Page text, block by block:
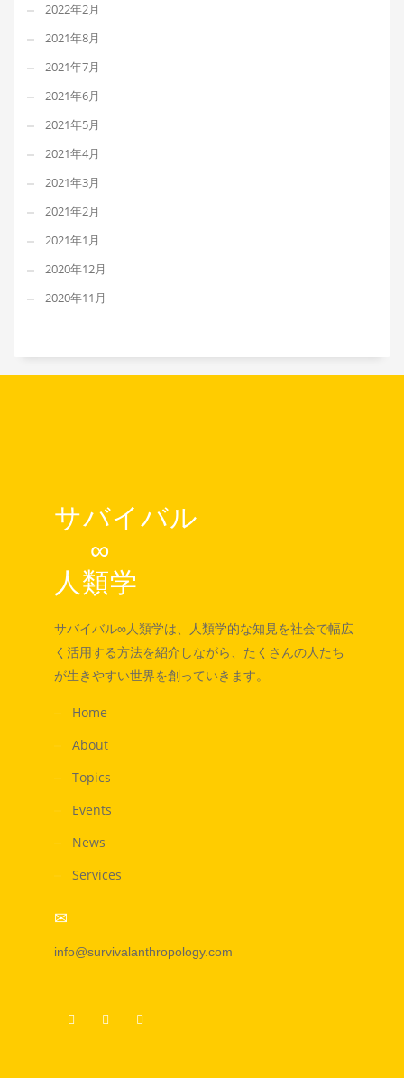
2022年2月
2021年8月
2021年7月
2021年6月
2021年5月
2021年4月
2021年3月
2021年2月
2021年1月
2020年12月
2020年11月
サバイバル
∞
人類学
サバイバル∞人類学は、人類学的な知見を社会で幅広
く活用する方法を紹介しながら、たくさんの人たち
が生きやすい世界を創っていきます。
Home
About
Topics
Events
News
Services
info@survivalanthropology.com